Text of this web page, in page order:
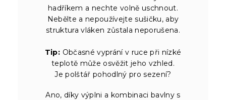
hadříkem a nechte volně uschnout.
Nebělte a nepoužívejte sušičku, aby
struktura vláken zůstala neporušena.
Tip: Občasné vyprání v ruce při nízké
teplotě může osvěžit jeho vzhled.
Je polštář pohodlný pro sezení?
Ano, díky výplni a kombinaci bavlny s